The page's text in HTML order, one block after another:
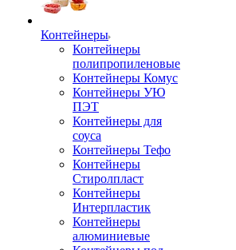
Контейнеры
Контейнеры
полипропиленовые
Контейнеры Комус
Контейнеры УЮ
ПЭТ
Контейнеры для
соуса
Контейнеры Тефо
Контейнеры
Стиролпласт
Контейнеры
Интерпластик
Контейнеры
алюминиевые